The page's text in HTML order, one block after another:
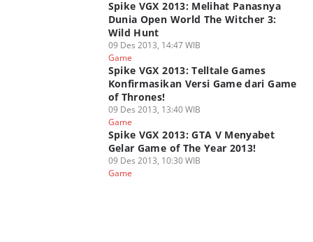
Spike VGX 2013: Melihat Panasnya
Dunia Open World The Witcher 3:
Wild Hunt
09 Des 2013, 14:47 WIB
Game
Spike VGX 2013: Telltale Games
Konfirmasikan Versi Game dari Game
of Thrones!
09 Des 2013, 13:40 WIB
Game
Spike VGX 2013: GTA V Menyabet
Gelar Game of The Year 2013!
09 Des 2013, 10:30 WIB
Game